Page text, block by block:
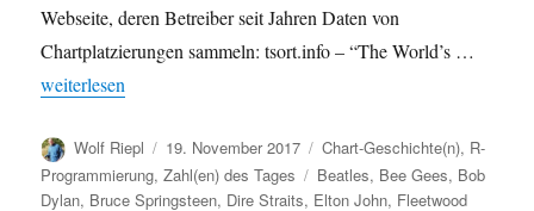
Webseite, deren Betreiber seit Jahren Daten von
Chartplatzierungen sammeln: tsort.info – “The World’s …
„Erfolgreichste Alben der Chartgeschichte“
weiterlesen
Autor
Wolf Riepl
Veröffentlicht
am
19. November 2017 Kategorien
Chart-Geschichte(n), R-
Programmierung,Zahl(en) des Tages Schlagwörter
Beatles, Bee Gees, Bob
Dylan, Bruce Springsteen, Dire Straits, Elton John, Fleetwood